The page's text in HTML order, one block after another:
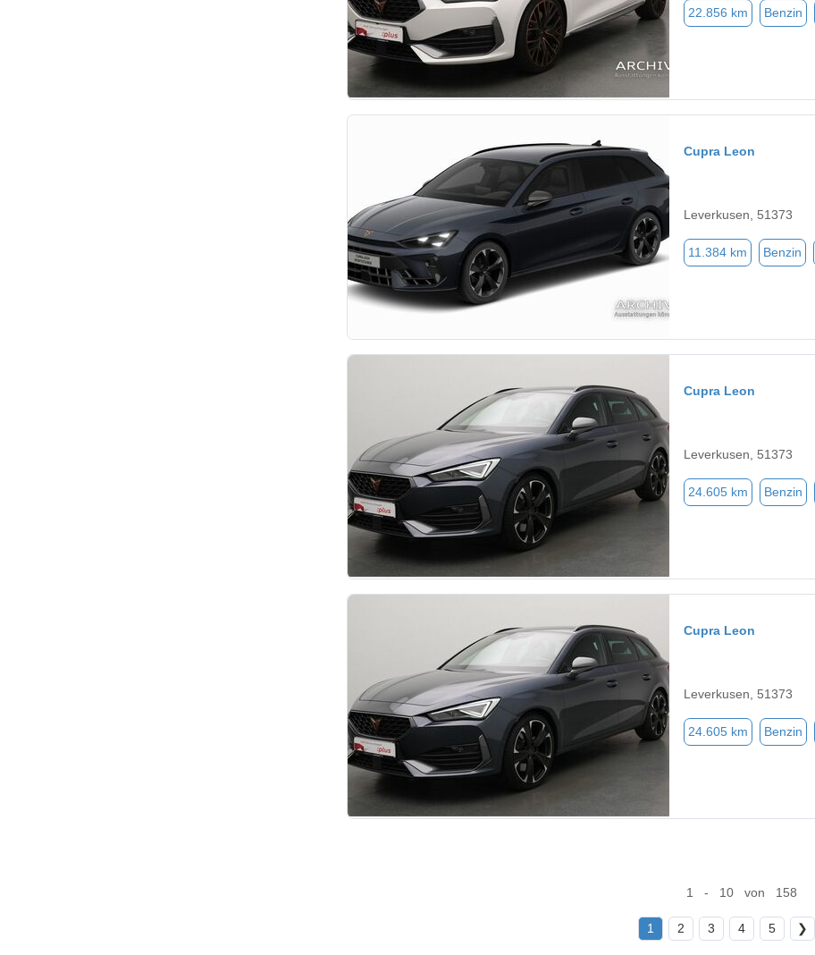
22.856 km Benzin
Cupra Leon
Leverkusen, 51373
11.384 km Benzin
Cupra Leon
Leverkusen, 51373
24.605 km Benzin
Cupra Leon
Leverkusen, 51373
24.605 km Benzin
1 - 10 von 158
1 2 3 4 5 ❯